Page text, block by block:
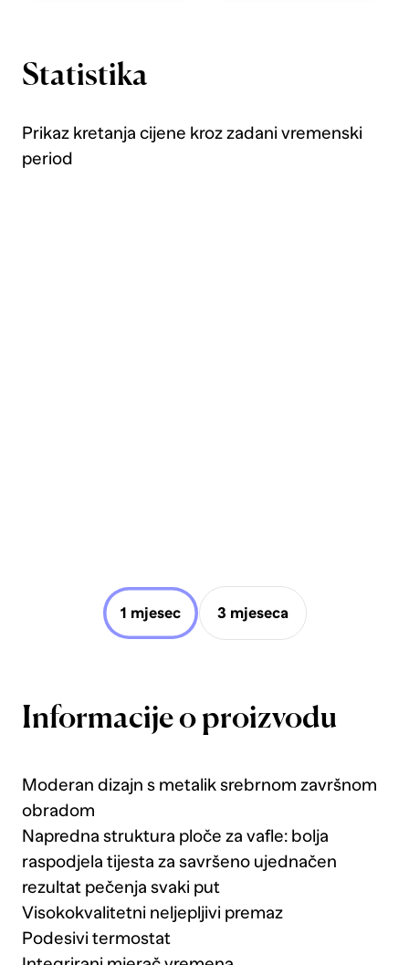
Statistika
Prikaz kretanja cijene kroz zadani vremenski
period
1 mjesec 3 mjeseca
Informacije o proizvodu
Moderan dizajn s metalik srebrnom završnom
obradom
Napredna struktura ploče za vafle: bolja
raspodjela tijesta za savršeno ujednačen
rezultat pečenja svaki put
Visokokvalitetni neljepljivi premaz
Podesivi termostat